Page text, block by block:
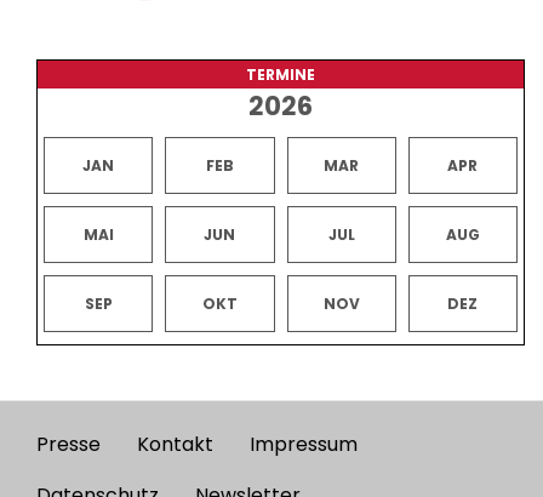
TERMINE
2026
JAN FEB MAR APR
MAI JUN JUL AUG
SEP OKT NOV DEZ
Footer
Presse Kontakt
Impressum